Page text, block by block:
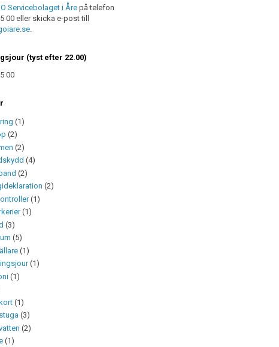
Servicebolaget i Årepå telefon
00 eller skicka e-post till
(tyst efter 22.00)
00
(1)
(2)
(2)
(4)
(2)
(2)
(1)
(1)
(3)
(5)
(1)
(1)
(1)
(1)
(3)
(2)
(1)